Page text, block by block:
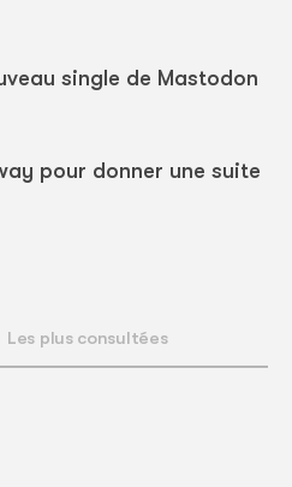
single de Mastodon
pour donner une suite
Les plus consultées